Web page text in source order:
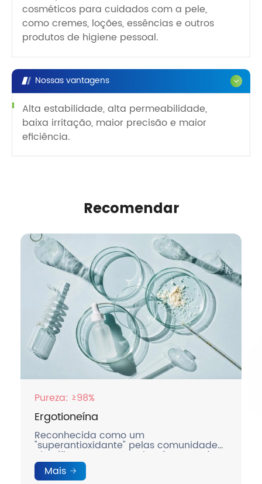
cosméticos para cuidados com a pele,
como cremes, loções, essências e outros
produtos de higiene pessoal.
Nossas vantagens
Alta estabilidade, alta permeabilidade,
baixa irritação, maior precisão e maior
eficiência.
Recomendar
Pureza: ≥98%
Ergotioneína
Reconhecida como um
"superantioxidante" pelas comunidades
científicas, nossa ergotioneína mantém
atividade duradoura nos sistemas
biológicos.
Mais